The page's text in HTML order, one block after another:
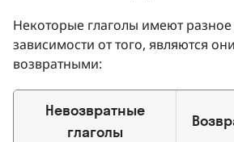
Некоторые глаголы имеют
зависимости от того, являются
возвратными:
Невозвратные
глаголы